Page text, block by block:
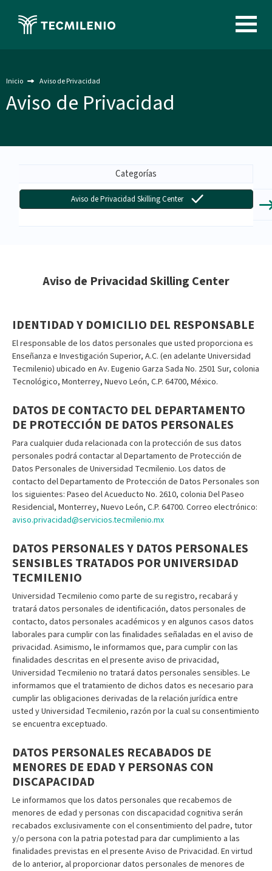
contenido
Image
Inicio Aviso de Privacidad
Aviso de Privacidad
Aviso
Categorías
Aviso de Privacidad Skilling Center
Aviso de Privacidad Skilling Center
IDENTIDAD Y DOMICILIO DEL RESPONSABLE
El responsable de los datos personales que usted proporciona es
Enseñanza e Investigación Superior, A.C. (en adelante Universidad
Tecmilenio) ubicado en Av. Eugenio Garza Sada No. 2501 Sur, colonia
Tecnológico, Monterrey, Nuevo León, C.P. 64700, México.
DATOS DE CONTACTO DEL DEPARTAMENTO
DE PROTECCIÓN DE DATOS PERSONALES
Para cualquier duda relacionada con la protección de sus datos
personales podrá contactar al Departamento de Protección de
Datos Personales de Universidad Tecmilenio. Los datos de
contacto del Departamento de Protección de Datos Personales son
los siguientes: Paseo del Acueducto No. 2610, colonia Del Paseo
Residencial, Monterrey, Nuevo León, C.P. 64700. Correo electrónico:
aviso.privacidad@servicios.tecmilenio.mx
DATOS PERSONALES Y DATOS PERSONALES
SENSIBLES TRATADOS POR UNIVERSIDAD
TECMILENIO
Universidad Tecmilenio como parte de su registro, recabará y
tratará datos personales de identificación, datos personales de
contacto, datos personales académicos y en algunos casos datos
laborales para cumplir con las finalidades señaladas en el aviso de
privacidad. Asimismo, le informamos que, para cumplir con las
finalidades descritas en el presente aviso de privacidad,
Universidad Tecmilenio no tratará datos personales sensibles. Le
informamos que el tratamiento de dichos datos es necesario para
cumplir las obligaciones derivadas de la relación jurídica entre
usted y Universidad Tecmilenio, razón por la cual su consentimiento
se encuentra exceptuado.
DATOS PERSONALES RECABADOS DE
MENORES DE EDAD Y PERSONAS CON
DISCAPACIDAD
Le informamos que los datos personales que recabemos de
menores de edad y personas con discapacidad cognitiva serán
recabados exclusivamente con el consentimiento del padre, tutor
y/o persona con la patria potestad para dar cumplimiento a las
finalidades previstas en el presente Aviso de Privacidad. En virtud
de lo anterior, al proporcionar datos personales de menores de